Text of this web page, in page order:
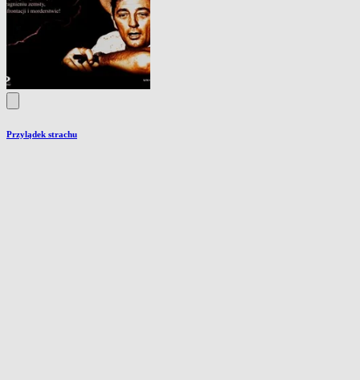
Przylądek strachu